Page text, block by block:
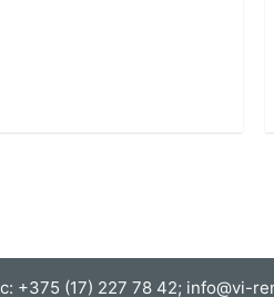
+375 (17) 227 78 42; info@vi-